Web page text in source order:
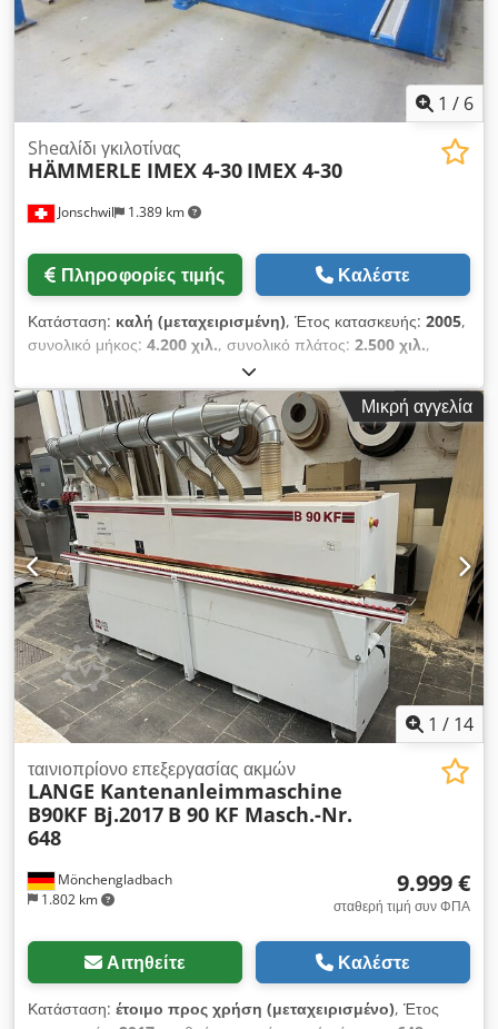
1 / 6
Jonschwil 1.389 km
Sheαλίδι γκιλοτίνας
HÄMMERLE IMEX 4-30 IMEX 4-30
Πληροφορίες τιμής Καλέστε
Κατάσταση: καλή (μεταχειρισμένη), Έτος κατασκευής: 2005,
συνολικό μήκος: 4.200 χιλ., συνολικό πλάτος: 2.500 χιλ.,
, μέγιστο ύψος προϊόντος:
συνολικό βάρος:7.000 κιλ, Ικανότητα κοπής 4 mm, μήκος
κοπής 3050 mm, βάθος λαιμού 350 mm, μοτέρ 18,5 KW,
μηχανοκίνητο πίσω μετρητή, βραχίονες στήριξης με κλίμακα,
γραμμή κοπής, πεντάλ ποδιού, πνευματικό στήριγμα φύλλων,
νέος έλεγχος IMEX PLC, διαστάσεις 420x250x180 cm, περίπου
6500 kg. Dkjdpfetp I S Aex Afwor
Μικρή αγγελία
1 / 14
Mönchengladbach
1.802 km
ταινιοπρίονο επεξεργασίας ακμών
LANGE Kantenanleimmaschine
B90KF Bj.2017 B 90 KF Masch.-Nr.
648
9.999 €
σταθερή τιμή συν ΦΠΑ
Αιτηθείτε Καλέστε
Κατάσταση: έτοιμο προς χρήση (μεταχειρισμένο), Έτος